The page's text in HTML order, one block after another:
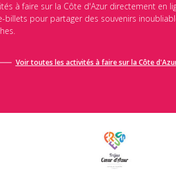
à faire sur la Côte d'Azur directement en
billets pour partager des souvenirs
Voir toutes les activités à faire sur la Côte